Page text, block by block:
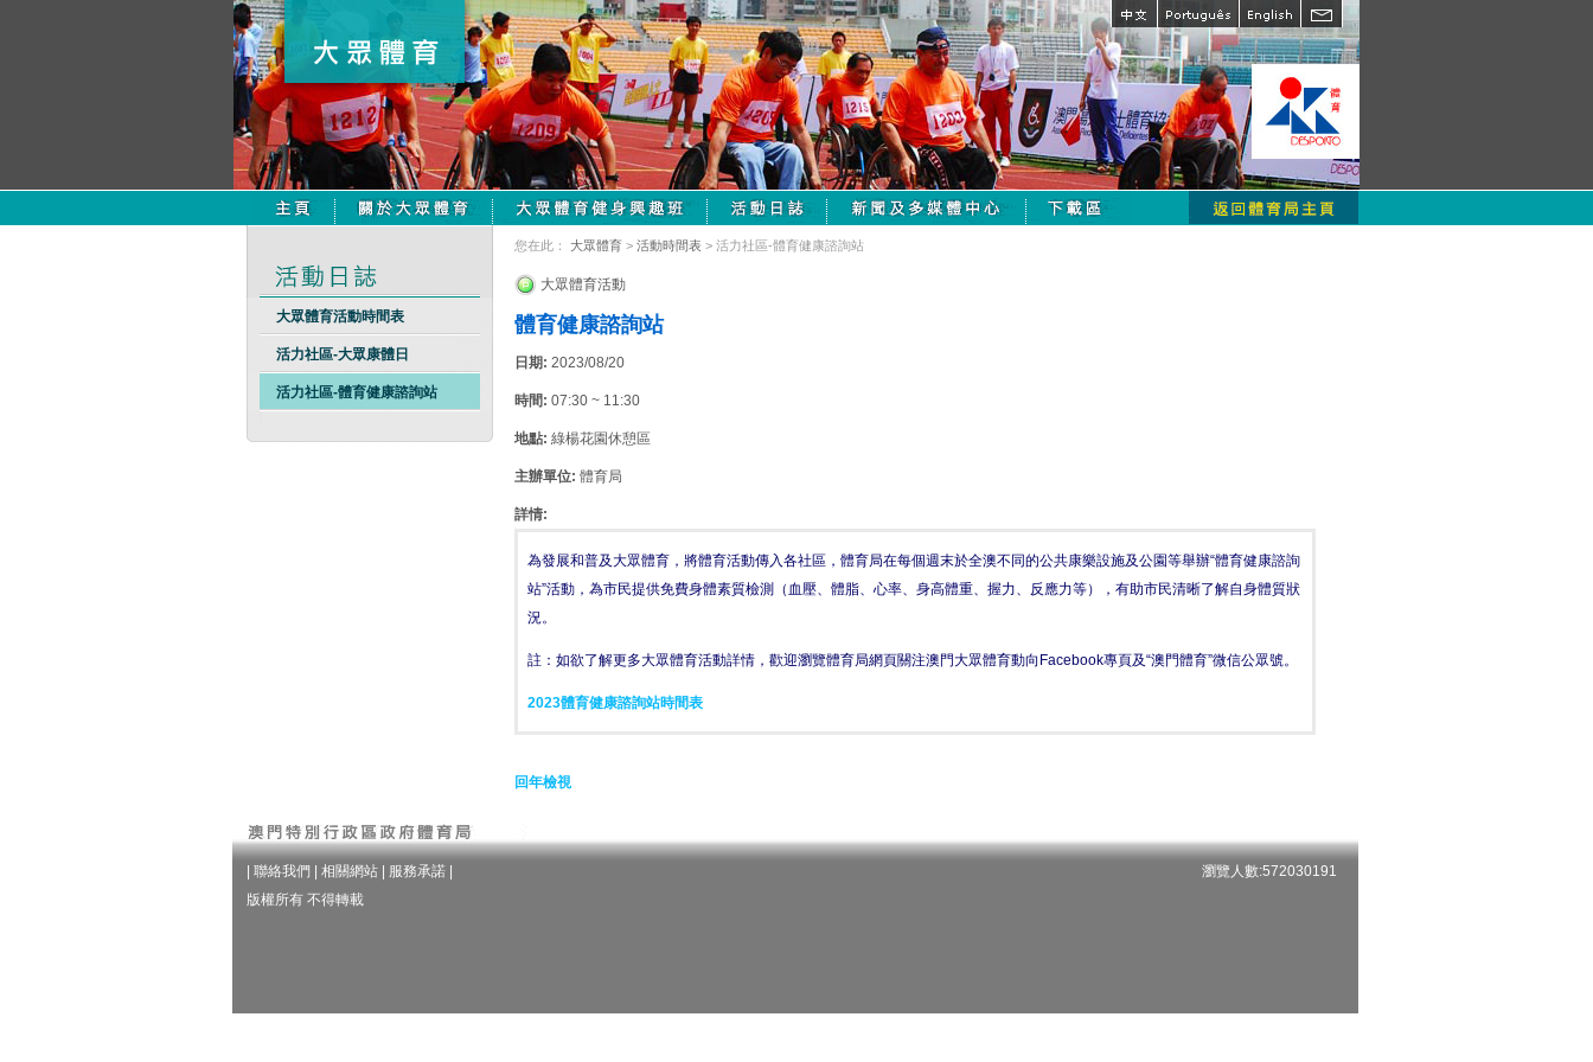
大眾體育活動時間表
活力社區-大眾康體日
活力社區-體育健康諮詢站
您在此： 大眾體育 > 活動時間表 > 活力社區-體育健康諮詢站
大眾體育活動
體育健康諮詢站
日期: 2023/08/20
時間: 07:30 ~ 11:30
地點: 綠楊花園休憩區
主辦單位: 體育局
詳情:
為發展和普及大眾體育，將體育活動傳入各社區，體育局在每個週末於全澳不同的公共康樂設施及公園等舉辦“體育健康諮詢
站”活動，為市民提供免費身體素質檢測（血壓、體脂、心率、身高體重、握力、反應力等），有助市民清晰了解自身體質狀
況。
註：如欲了解更多大眾體育活動詳情，歡迎瀏覽體育局網頁關注澳門大眾體育動向Facebook專頁及“澳門體育”微信公眾號。
2023體育健康諮詢站時間表
回年檢視
聯絡我們 相關網站 服務承諾
版權所有 不得轉載
瀏覽人數:572030191